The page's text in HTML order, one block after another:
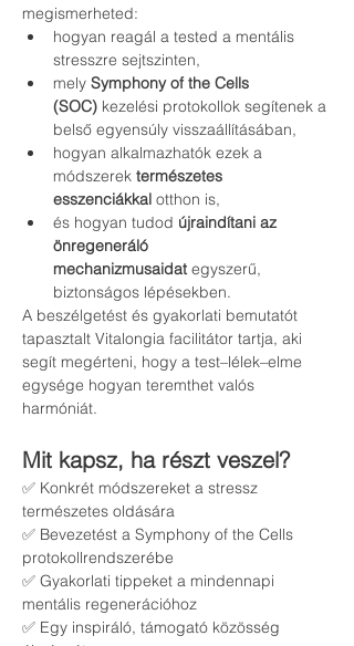
megismerheted:
hogyan reagál a tested a mentális
stresszre sejtszinten,
mely Symphony of the Cells
(SOC) kezelési protokollok segítenek a
belső egyensúly visszaállításában,
hogyan alkalmazhatók ezek a
módszerek természetes
esszenciákkal otthon is,
és hogyan tudod újraindítani az
önregeneráló
mechanizmusaidat egyszerű,
biztonságos lépésekben.
A beszélgetést és gyakorlati bemutatót
tapasztalt Vitalongia facilitátor tartja, aki
segít megérteni, hogy a test–lélek–elme
egysége hogyan teremthet valós
harmóniát.
Mit kapsz, ha részt veszel?
✅ Konkrét módszereket a stressz
természetes oldására
✅ Bevezetést a Symphony of the Cells
protokollrendszerébe
✅ Gyakorlati tippeket a mindennapi
mentális regenerációhoz
✅ Egy inspiráló, támogató közösség